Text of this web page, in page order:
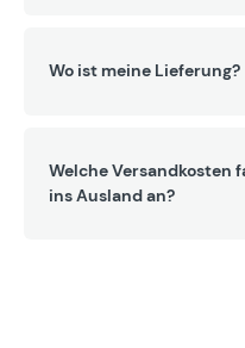
Wo ist meine Lieferung?
Welche Versandkosten
ins Ausland an?